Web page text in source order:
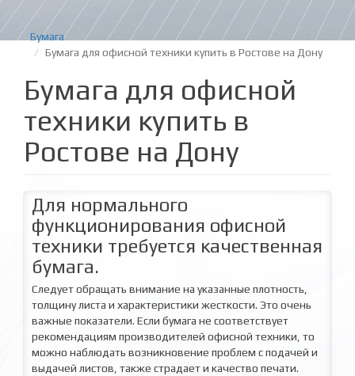
Бумага
Бумага для офисной техники купить в Ростове на Дону
Бумага для офисной
техники купить в
Ростове на Дону
Для нормального
функционирования офисной
техники требуется качественная
бумага.
Следует обращать внимание на указанные плотность,
толщину листа и характеристики жесткости. Это очень
важные показатели. Если бумага не соответствует
рекомендациям производителей офисной техники, то
можно наблюдать возникновение проблем с подачей и
выдачей листов, также страдает и качество печати.